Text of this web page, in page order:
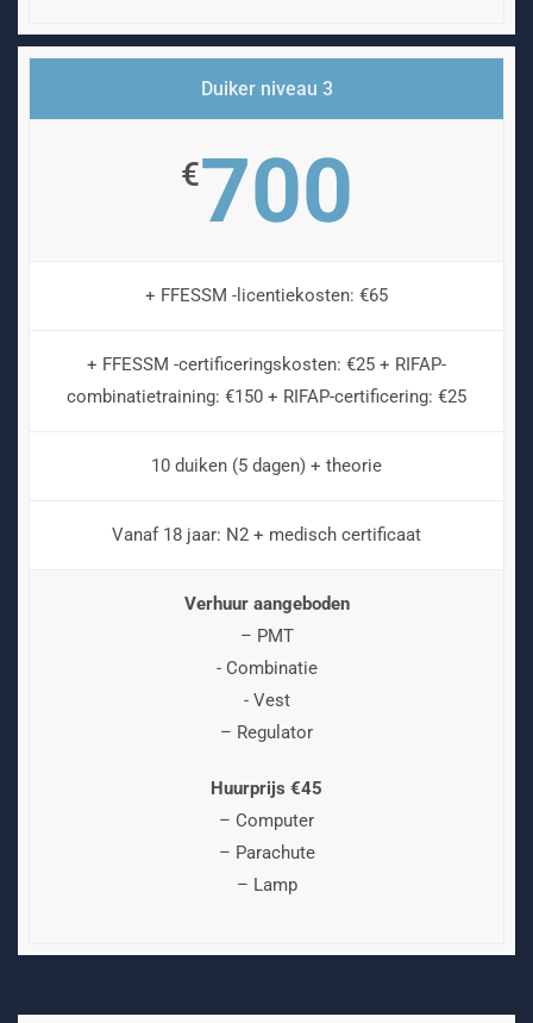
Duiker niveau 3
€700
+ FFESSM -licentiekosten: €65
+ FFESSM -certificeringskosten: €25 + RIFAP-
combinatietraining: €150 + RIFAP-certificering: €25
10 duiken (5 dagen) + theorie
Vanaf 18 jaar: N2 + medisch certificaat
Verhuur aangeboden
– PMT
- Combinatie
- Vest
– Regulator
Huurprijs €45
– Computer
– Parachute
– Lamp